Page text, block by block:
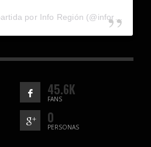
45.6K
FANS
0
PERSONAS